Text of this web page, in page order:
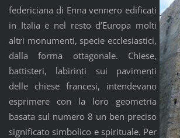
federiciana di Enna vennero edificati
in Italia e nel resto d’Europa molti
altri monumenti, specie ecclesiastici,
dalla forma ottagonale. Chiese,
battisteri, labirinti sui pavimenti
delle chiese francesi, intendevano
esprimere con la loro geometria
basata sul numero 8 un ben preciso
significato simbolico e spirituale. Per